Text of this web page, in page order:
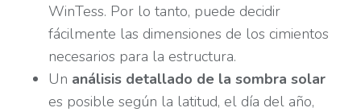
WinTess. Por lo tanto, puede decidir
fácilmente las dimensiones de los cimientos
necesarios para la estructura.
Un análisis detallado de la sombra solar
es posible según la latitud, el día del año,